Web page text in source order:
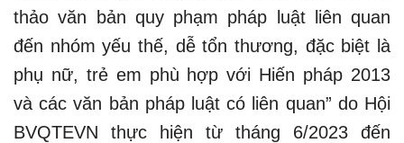
thảo văn bản quy phạm pháp luật liên quan
đến nhóm yếu thế, dễ tổn thương, đặc biệt là
phụ nữ, trẻ em phù hợp với Hiến pháp 2013
và các văn bản pháp luật có liên quan” do Hội
BVQTEVN thực hiện từ tháng 6/2023 đến